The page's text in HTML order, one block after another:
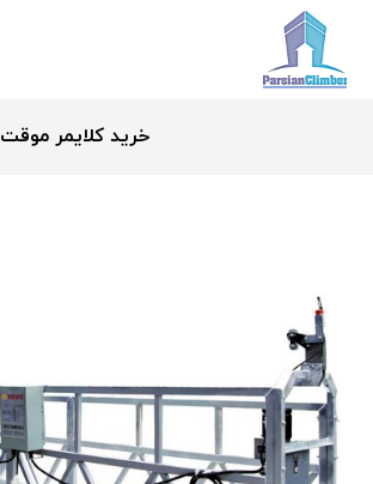
خرید کلایمر موقت